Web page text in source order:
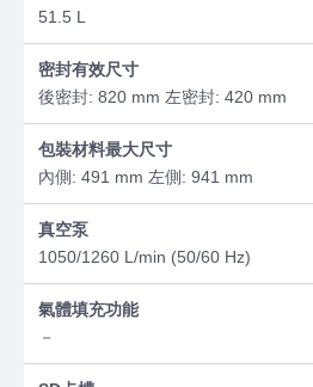
51.5 L
密封有效尺寸
後密封: 820 mm 左密封: 420 mm
包裝材料最大尺寸
內側: 491 mm 左側: 941 mm
真空泵
1050/1260 L/min (50/60 Hz)
氣體填充功能
－